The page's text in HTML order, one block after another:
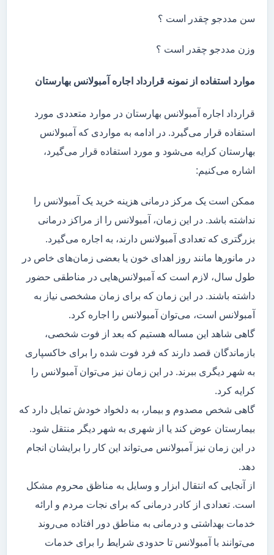
سن مددجو چقدر است ؟
وزن مددجو چقدر است ؟
موارد استفاده از نمونه قرارداد اجاره آمبولانس بهارستان
قرارداد اجاره آمبولانس بهارستان در موارد متعددی مورد
استفاده قرار می‌گیرد. در ادامه به مواردی که آمبولانس
بهارستان کرایه می‌شود و مورد استفاده قرار می‌گیرد،
اشاره می‌کنیم:
ممکن است یک مرکز درمانی هزینه خرید یک آمبولانس را
نداشته باشد. در این زمان، آمبولانس را از مراکز درمانی
بزرگتری که تعدادی آمبولانس دارند، به اجاره می‌گیرد.
در مانور‌ها مانند روز اهدای خون یا بعضی زمان‌های خاص در
طول سال، لازم است که آمبولانس‌هایی در مناطقی حضور
داشته باشند. در این زمان که برای زمان مشخصی نیاز به
آمبولانس است، می‌توان آمبولانس را اجاره کرد.
گاهی شاهد این مساله هستیم که بعد از فوت شخصی،
بازماندگان قصد دارند که فرد فوت شده را برای خاکسپاری
به شهر دیگری ببرند. در این زمان نیز می‌توان آمبولانس را
کرایه کرد.
گاهی شخص مصدوم و بیمار، به دلخواد خودش تمایل دارد که
بیمارستان عوض کند یا از شهری به شهر دیگر منتقل شود.
در این زمان نیز آمبولانس می‌تواند این کار را برایشان انجام
دهد.
از آنجایی که انتقال ابزار و وسایل به مناظق محروم مشکل
است. تعدادی از کادر درمانی که برای نجات مردم و ارائه
خدمات بهداشتی و درمانی به مناطق دور افتاده می‌روند
می‌توانند با آمبولانس تا حدودی شرایط را برای خدمات